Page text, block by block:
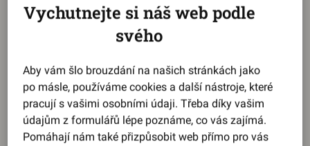
Nově chci splácet
Kč
Aktuální hodnota:5168
Vychutnejte si náš web podle
svého
Aby vám šlo brouzdání na našich stránkách jako
po másle, používáme cookies a další nástroje, které
pracují s vašimi osobními údaji. Třeba díky vašim
údajům z formulářů lépe poznáme, co vás zajímá.
Pomáhají nám také přizpůsobit web přímo pro vás